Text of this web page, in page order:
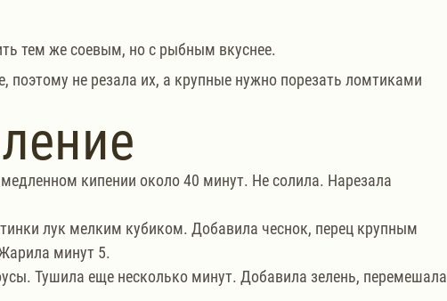
тем же соевым, но с рыбным вкуснее.
не резала их, а крупные нужно порезать ломтиками
кипении около 40 минут. Не солила. Нарезала
лук мелким кубиком. Добавила чеснок, перец крупным
минут 5.
Тушила еще несколько минут. Добавила зелень, перемешала